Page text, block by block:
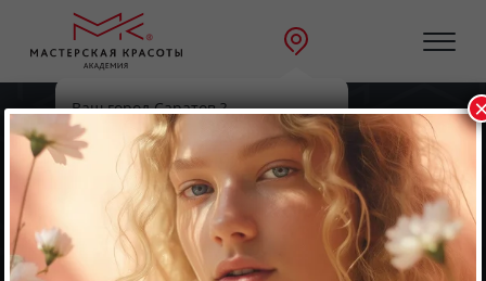
Ваш город Саратов ?
Выбрать другой
Главная Направления Ногтевой сервис
Ногтевой сервис